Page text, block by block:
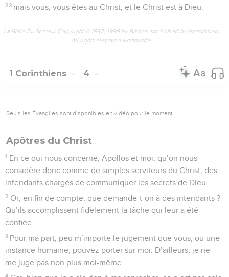
23 mais vous, vous êtes au Christ, et le Christ est à Dieu.
La Bible Du Semeur Copyright © 1992, 1999 by Biblica, Inc.® Used by permission.
All rights reserved worldwide.
1 Corinthiens 4
Seuls les Évangiles sont disponibles en vidéo pour le moment.
Apôtres du Christ
1 En ce qui nous concerne, Apollos et moi, qu’on nous
considère donc comme de simples serviteurs du Christ, des
intendants chargés de communiquer les secrets de Dieu.
2 Or, en fin de compte, que demande-t-on à des intendants ?
Qu’ils accomplissent fidèlement la tâche qui leur a été
confiée.
3 Pour ma part, peu m’importe le jugement que vous, ou une
instance humaine, pouvez porter sur moi. D’ailleurs, je ne
me juge pas non plus moi-même.
4